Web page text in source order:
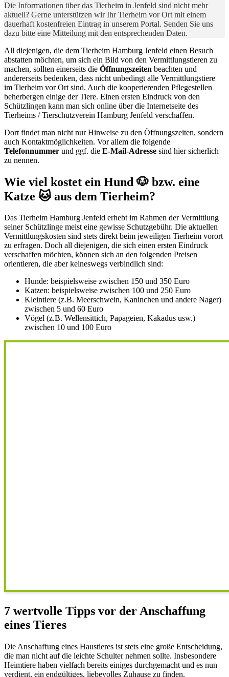
Die Informationen über das Tierheim in Jenfeld sind nicht mehr
aktuell? Gerne unterstützen wir Ihr Tierheim vor Ort mit einem
dauerhaft kostenfreien Eintrag in unserem Portal. Senden Sie uns
dazu bitte eine Mitteilung mit den entsprechenden Daten.
All diejenigen, die dem Tierheim Hamburg Jenfeld einen Besuch
abstatten möchten, um sich ein Bild von den Vermittlungstieren zu
machen, sollten einerseits die Öffnungszeiten beachten und
andererseits bedenken, dass nicht unbedingt alle Vermittlungstiere
im Tierheim vor Ort sind. Auch die kooperierenden Pflegestellen
beherbergen einige der Tiere. Einen ersten Eindruck von den
Schützlingen kann man sich online über die Internetseite des
Tierheims / Tierschutzverein Hamburg Jenfeld verschaffen.
Dort findet man nicht nur Hinweise zu den Öffnungszeiten, sondern
auch Kontaktmöglichkeiten. Vor allem die folgende
Telefonnummer und ggf. die E-Mail-Adresse sind hier sicherlich
zu nennen.
Wie viel kostet ein Hund 🐶 bzw. eine
Katze 🐱 aus dem Tierheim?
Das Tierheim Hamburg Jenfeld erhebt im Rahmen der Vermittlung
seiner Schützlinge meist eine gewisse Schutzgebühr. Die aktuellen
Vermittlungskosten sind stets direkt beim jeweiligen Tierheim vorort
zu erfragen. Doch all diejenigen, die sich einen ersten Eindruck
verschaffen möchten, können sich an den folgenden Preisen
orientieren, die aber keineswegs verbindlich sind:
Hunde: beispielsweise zwischen 150 und 350 Euro
Katzen: beispielsweise zwischen 100 und 250 Euro
Kleintiere (z.B. Meerschwein, Kaninchen und andere Nager)
zwischen 5 und 60 Euro
Vögel (z.B. Wellensittich, Papageien, Kakadus usw.)
zwischen 10 und 100 Euro
7 wertvolle Tipps vor der Anschaffung
eines Tieres
Die Anschaffung eines Haustieres ist stets eine große Entscheidung,
die man nicht auf die leichte Schulter nehmen sollte. Insbesondere
Heimtiere haben vielfach bereits einiges durchgemacht und es nun
verdient, ein endgültiges, liebevolles Zuhause zu finden.